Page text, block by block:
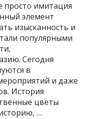
просто имитация
элемент
изысканность и
популярными
Сегодня
в
и даже
История
цветы
…